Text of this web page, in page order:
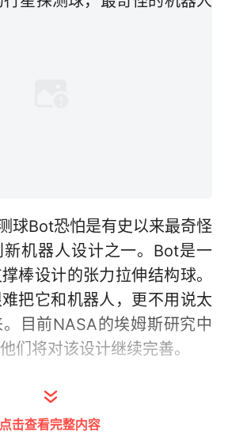
球Bot恐怕是有史以来最奇怪
机器人设计之一。Bot是一
棒设计的张力拉伸结构球。
把它和机器人，更不用说太
目前NASA的埃姆斯研究中
们将对该设计继续完善。
本可能是这样的
点击查看完整内容